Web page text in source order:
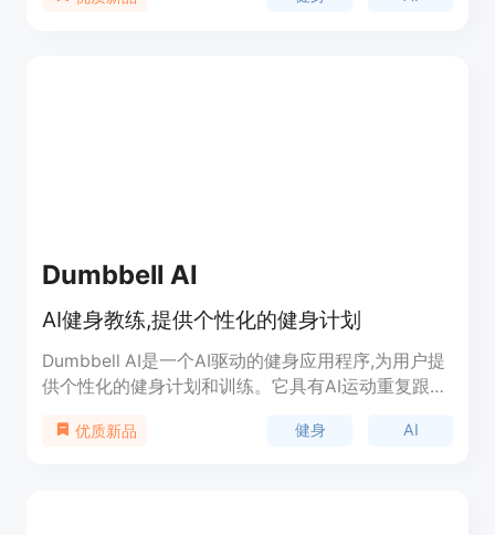
Dumbbell AI
AI健身教练,提供个性化的健身计划
Dumbbell AI是一个AI驱动的健身应用程序,为用户提
供个性化的健身计划和训练。它具有AI运动重复跟踪
和喜好生成自定义的全身健身计划。它还具有社区功
优质新品 健身 AI